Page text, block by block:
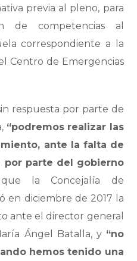
previa al pleno, para
de competencias al
correspondiente a la
Centro de Emergencias
respuesta por parte de
“podremos realizar las
ante la falta de
por parte del gobierno
la Concejalía de
en diciembre de 2017 la
ante el director general
Ángel Batalla, y “no
hemos tenido una